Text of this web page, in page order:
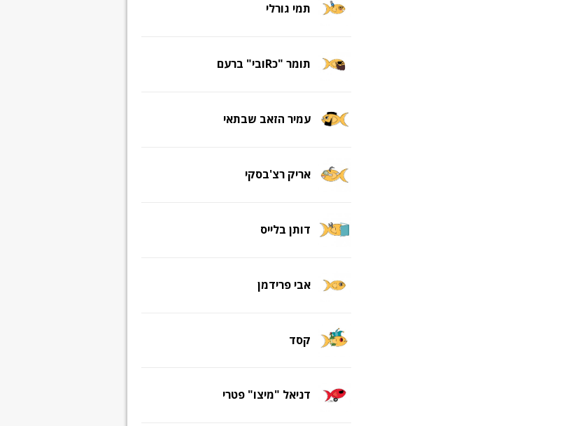
תמי גורלי
תומר "כRובי" ברעם
עמיר הזאב שבתאי
אריק רצ'בסקי
דותן בלייס
אבי פרידמן
קסד
דניאל "מיצו" פטרי